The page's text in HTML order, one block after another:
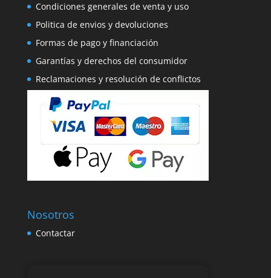
Condiciones generales de venta y uso
Politica de envios y devoluciones
Formas de pago y financiación
Garantías y derechos del consumidor
Reclamaciones y resolución de conflictos
Nosotros
Contactar